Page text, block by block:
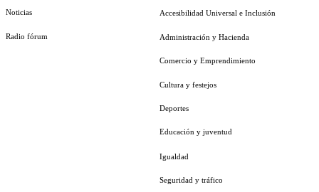
Noticias
Radio fórum
Accesibilidad Universal e Inclusión
Administración y Hacienda
Comercio y Emprendimiento
Cultura y festejos
Deportes
Educación y juventud
Igualdad
Seguridad y tráfico